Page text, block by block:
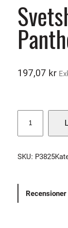
197,07 kr
e
s
a
SKU: P3825